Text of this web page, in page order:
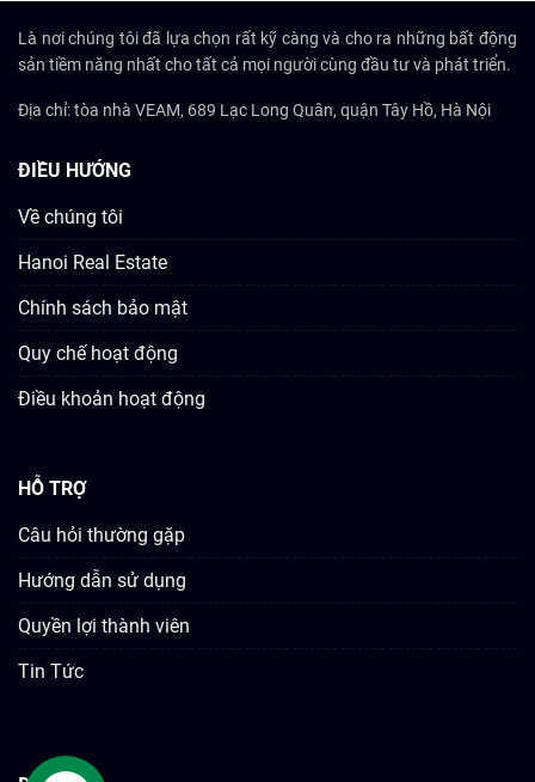
Là nơi chúng tôi đã lựa chọn rất kỹ càng và cho ra những bất động
sản tiềm năng nhất cho tất cả mọi người cùng đầu tư và phát triển.
Địa chỉ: tòa nhà VEAM, 689 Lạc Long Quân, quận Tây Hồ, Hà Nội
ĐIỀU HƯỚNG
Về chúng tôi
Hanoi Real Estate
Chính sách bảo mật
Quy chế hoạt động
Điều khoản hoạt động
HỖ TRỢ
Câu hỏi thường gặp
Hướng dẫn sử dụng
Quyền lợi thành viên
Tin Tức